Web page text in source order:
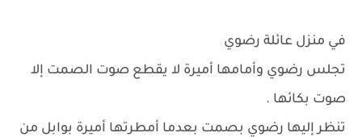
في منزل عائلة رضوي
تجلس رضوي وأمامها أميرة لا يقطع صوت الصمت إلا
صوت بكائها .
تنظر إليها رضوي بصمت بعدما أمطرتها أميرة بوابل من